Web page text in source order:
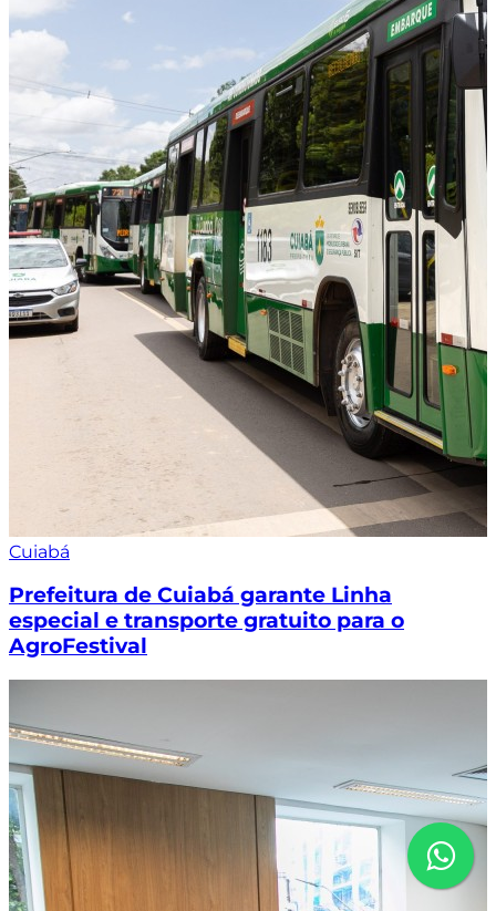
Cuiabá
Prefeitura de Cuiabá garante Linha
especial e transporte gratuito para o
AgroFestival